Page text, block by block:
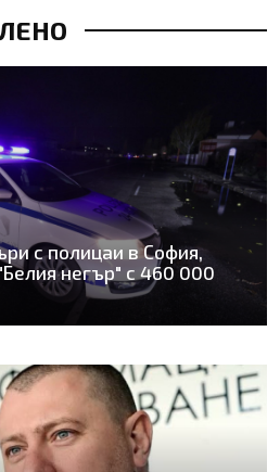
с полицаи в София,
негър" с 460 000